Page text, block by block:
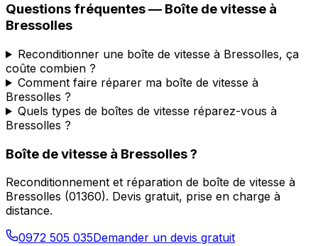
Questions fréquentes — Boîte de vitesse à
Bressolles
Reconditionner une boîte de vitesse à Bressolles, ça
coûte combien ?
Comment faire réparer ma boîte de vitesse à
Bressolles ?
Quels types de boîtes de vitesse réparez-vous à
Bressolles ?
Boîte de vitesse à Bressolles?
Reconditionnement et réparation de boîte de vitesse à
Bressolles (01360). Devis gratuit, prise en charge à
distance.
0972 505 035Demander un devis gratuit